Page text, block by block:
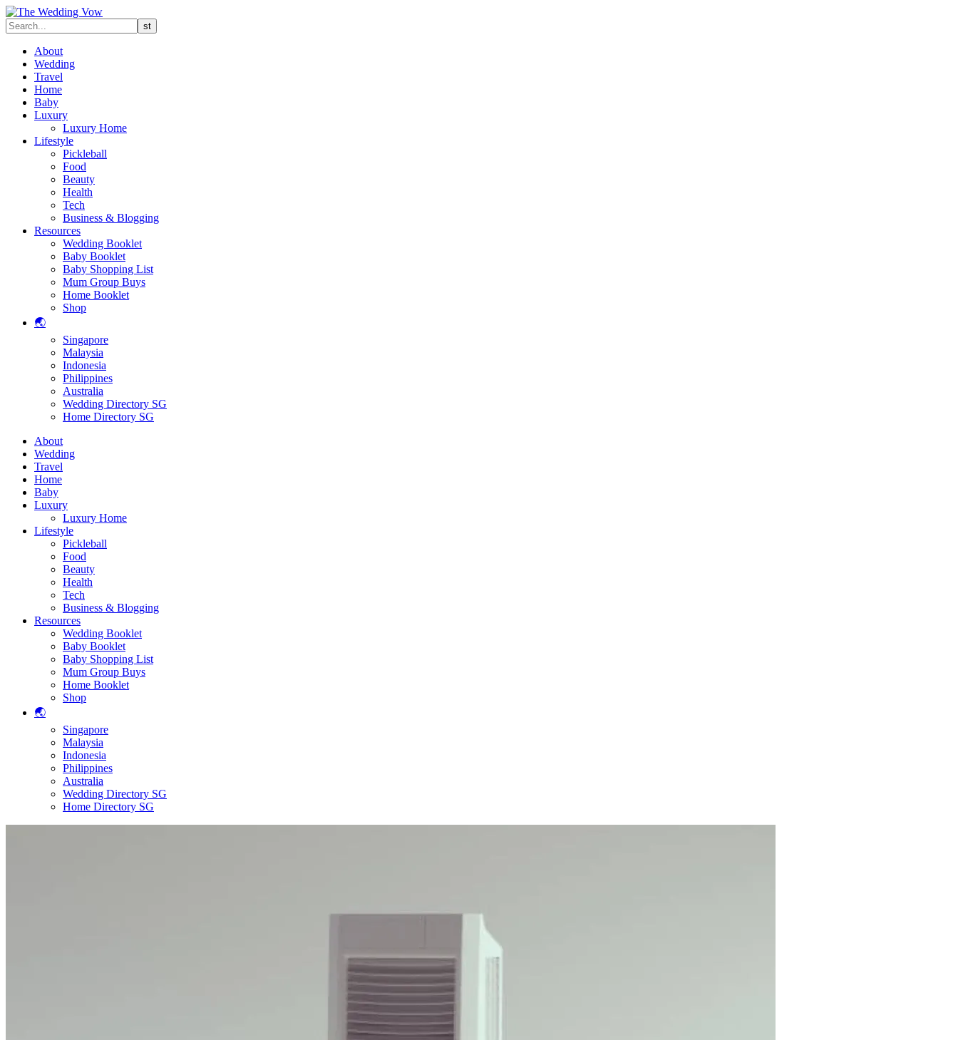
About
Wedding
Travel
Home
Baby
Luxury
Luxury Home
Lifestyle
Pickleball
Food
Beauty
Health
Tech
Business & Blogging
Resources
Wedding Booklet
Baby Booklet
Baby Shopping List
Mum Group Buys
Home Booklet
Shop
🌏
Singapore
Malaysia
Indonesia
Philippines
Australia
Wedding Directory SG
Home Directory SG
About
Wedding
Travel
Home
Baby
Luxury
Luxury Home
Lifestyle
Pickleball
Food
Beauty
Health
Tech
Business & Blogging
Resources
Wedding Booklet
Baby Booklet
Baby Shopping List
Mum Group Buys
Home Booklet
Shop
🌏
Singapore
Malaysia
Indonesia
Philippines
Australia
Wedding Directory SG
Home Directory SG